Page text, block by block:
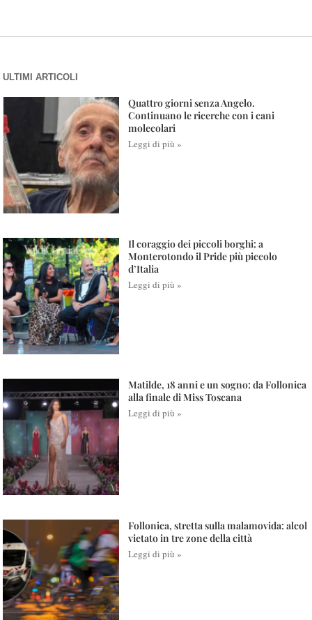
ULTIMI ARTICOLI
Quattro giorni senza Angelo.
Continuano le ricerche con i cani
molecolari
Leggi di più »
Il coraggio dei piccoli borghi: a
Monterotondo il Pride più piccolo
d’Italia
Leggi di più »
Matilde, 18 anni e un sogno: da Follonica
alla finale di Miss Toscana
Leggi di più »
Follonica, stretta sulla malamovida: alcol
vietato in tre zone della città
Leggi di più »